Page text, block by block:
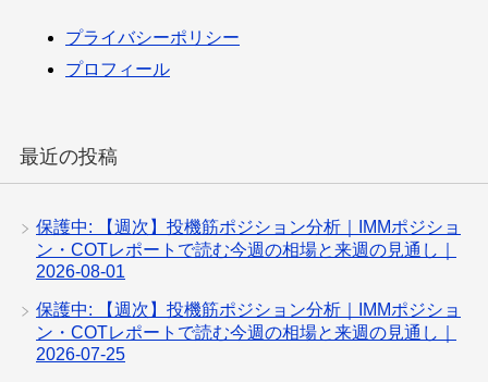
プライバシーポリシー
プロフィール
最近の投稿
保護中: 【週次】投機筋ポジション分析｜IMMポジショ
ン・COTレポートで読む今週の相場と来週の見通し｜
2026-08-01
保護中: 【週次】投機筋ポジション分析｜IMMポジショ
ン・COTレポートで読む今週の相場と来週の見通し｜
2026-07-25